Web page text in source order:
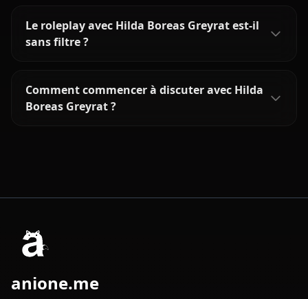
Le roleplay avec Hilda Boreas Greyrat est-il
sans filtre ?
Comment commencer à discuter avec Hilda
Boreas Greyrat ?
anione.me